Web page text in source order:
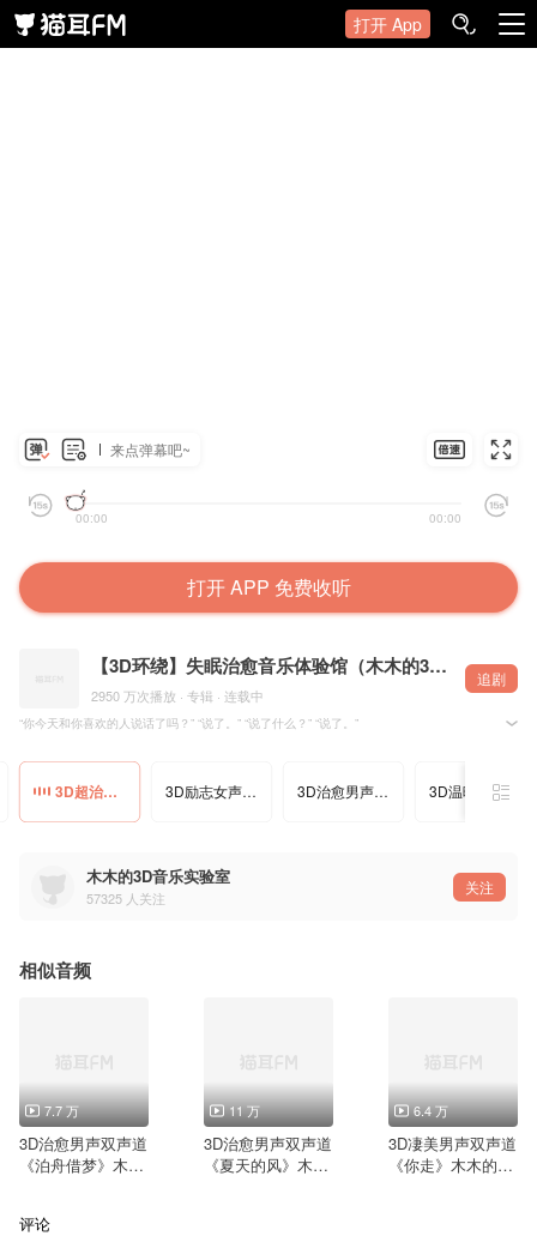
打开 App
来点弹幕吧~
00:00 00:00
打开 APP 免费收听
【3D环绕】失眠治愈音乐体验馆（木木的3D音乐实验室）
2950 万次播放 · 专辑 · 连载中
追剧
“你今天和你喜欢的人说话了吗？” “说了。” “说了什么？” “说了。”
作词:王艺玄
翻唱:龚泓人/小拍子
熬夜上瘾
转眼又天明
这样不行
可是熬夜上瘾
于是早上自责
晚上失忆
碎掉的神经
这样下去不行不行
数羊数鸡数星星
一二三四五六七
数着数着数着数着
3D超治愈男声双声道《熬夜上瘾》木木的3D音乐实验室 3D励志女声双声道《微微》木木的3D音乐实验室 3D治愈男声双声道《夏天的风》木木的3D音乐实验室 3D温暖男声双声道《勾指起誓》木木的3D音乐实验室
木木的3D音乐实验室
57325 人关注
关注
相似音频
7.7 万
3D治愈男声双声道
《泊舟借梦》木木
11 万
3D治愈男声双声道
《夏天的风》木木
6.4 万
3D凄美男声双声道
《你走》木木的3D
评论